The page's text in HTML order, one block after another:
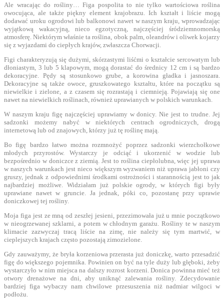
Ale wracając do rośliny… Figa pospolita to nie tylko wartościowa roślina
owocująca, ale także piękny element krajobrazu. Ich kształt i liście mogą
dodawać uroku ogrodowi lub balkonowi nawet w naszym kraju, wprowadzając
wyjątkową wakacyjną, nieco egzotyczną, najczęściej śródziemnomorską
atmosferę. Niektórym właśnie ta roślina, obok palm, oleandrów i oliwek kojarzy
się z wyjazdami do ciepłych krajów, zwłaszcza Chorwacji.
Figi charakteryzują się dużymi, skórzastymi liśćmi o kształcie sercowatym lub
dłoniastym, 3 lub 5 klapowym, mogą dorastać do średnicy 12 cm i są bardzo
dekoracyjne. Pędy są stosunkowo grube, a korowina gładka i jasnoszara.
Dekoracyjne są także owoce, gruszkowatego kształtu, które na początku są
niewielkie i zielone, a z czasem się rozrastają i ciemnieją. Pojawiają się one
nawet na niewielkich roślinach, również uprawianych w polskich warunkach.
W naszym kraju figę najczęściej uprawiamy w donicy. Nie jest to trudne. Jej
sadzonki możemy nabyć w niektórych centrach ogrodniczych, drogą
internetową lub od znajowych, którzy już tę roślinę mają.
Bo figę bardzo łatwo można rozmnożyć poprzez sadzonki wierzchołkowe
młodych przyrostów. Wystarczy je odciąć i ukorzenić w wodzie lub
bezpośrednio w doniczce z ziemią. Jest to roślina ciepłolubna, więc jej uprawa
w naszych warunkach jest nieco większym wyzwaniem niż uprawa jabłoni czy
gruszy, jednak z odpowiednimi środkami ostrożności i starannością jest to jak
najbardziej możliwe. Widziałam już polskie ogrody, w których figi były
uprawiane nawet w gruncie. Ja jednak, póki co, pozostanę przy uprawie
doniczkowej tej rośliny.
Moja figa jest ze mną od zeszłej jesieni, przezimowała już u mnie początkowo
w nieogrzewanej szklarni, a potem w chłodnym garażu. Rośliny te w naszym
klimacie zazwyczaj tracą liście na zimę, nie należy się tym martwić, w
cieplejszych krajach często pozostają zimozielone.
Gdy zauważymy, że bryła korzeniowa przerasta już doniczkę, warto przesadzić
figę do większego pojemnika. Powinien on być na tyle duży lub głęboki, żeby
wystarczyło w nim miejsca na dalszy rozrost korzeni. Donica powinna mieć też
otwory drenażowe na dni, aby uniknąć zalewania rośliny. Zdecydowanie
bardziej figa wybaczy nam chwilowe przesuszenia niż nadmiar wilgoci w
podłożu.